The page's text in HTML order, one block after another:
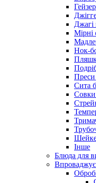
Джагі
Мірні
Нок-
Преси
Сита
Совки
Інше
Блюда для